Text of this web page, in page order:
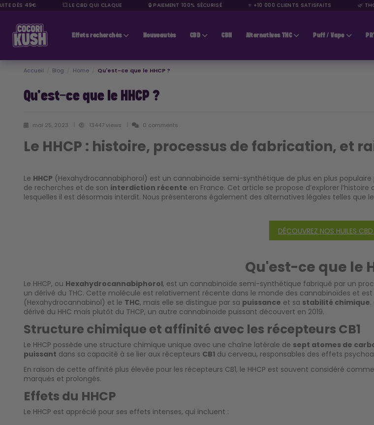
DÈS 49€ 💥 LE CBD QUI CLAQUE 🔒 PAIEMENT 100% SÉCURISÉ ⭐ +10 000 CLIENTS SATISFAITS 🌿 THC
Effets recherchés Nouveautés CBD CBN Alternatives THC Puff / Vape
Accueil Blog Home Qu'est-ce que le HHCP ?
Qu'est-ce que le HHCP ?
mai 25, 2023 13447 views 0 comments
Le HHCP : histoire, processus de fabrication, et
Le HHCP (Hexahydrocannabiphorol) est un cannabinoïde semi-synthétique de plus en plus
de recherches et de son interdiction récente en France. Cet article se propose d’explorer
lesquelles il est désormais interdit. Nous présenterons également des alternatives légales telles que le
DÉCOUVREZ NOS HUILES
Qu'est-ce que le
Le HHCP, ou Hexahydrocannabiphorol, est un cannabinoïde semi-synthétique fabriqué par un
un dérivé du THC. Cette molécule est relativement récente dans le monde des cannabinoïdes et
(Hexahydrocannabinol) et le THC, mais elle se distingue par sa puissance et sa stabilité chimique
dérivé du HHC mais plutôt du THCP, un autre cannabinoïde puissant découvert en 2019.
Structure chimique et affinité avec les récepteurs CB1
Le HHCP possède une structure chimique unique avec une chaîne latérale de sept atomes de
puissant dans sa capacité à se lier aux récepteurs CB1du cerveau, responsables des effets
En raison de cette affinité plus élevée pour les récepteurs CB1, le HHCP est souvent considéré comme
marqués et prolongés.
Effets du HHCP
Le HHCP est apprécié pour ses effets intenses, qui incluent :